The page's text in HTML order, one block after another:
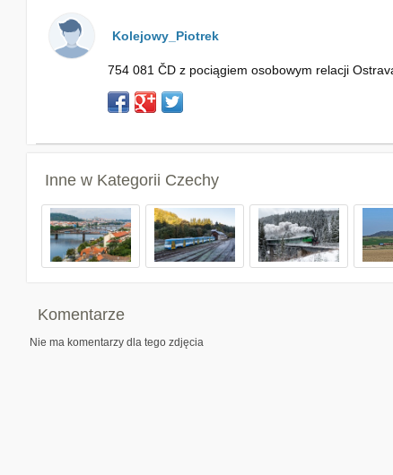
Kolejowy_Piotrek
754 081 ČD z pociągiem osobowym relacji
Inne w Kategorii Czechy
Komentarze
Nie ma komentarzy dla tego zdjęcia